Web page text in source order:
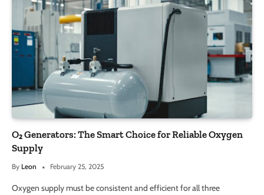
O₂ Generators: The Smart Choice for Reliable Oxygen
Supply
By Leon February 25, 2025
Oxygen supply must be consistent and efficient for all three